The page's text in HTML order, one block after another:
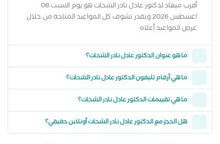
أقرب ميعاد لدكتور عادل نادر الشحات هو يوم السبت 08
اغسطس 2026 وتقدر تشوف كل المواعيد المتاحة من خلال
عرض المواعيد أعلاه
ما هو عنوان الدكتور عادل نادر الشحات؟
ما هي أرقام تليفون الدكتور عادل نادر الشحات؟
ما هي تقييمات الدكتور عادل نادر الشحات؟
هل الحجز مع الدكتور عادل نادر الشحات أونلاين حقيقي؟